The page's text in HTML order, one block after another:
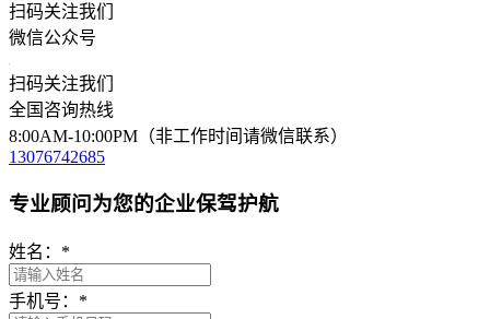
扫码关注我们
微信公众号
扫码关注我们
全国咨询热线
8:00AM-10:00PM（非工作时间请微信联系）
13076742685
专业顾问为您的企业保驾护航
姓名： *
手机号： *